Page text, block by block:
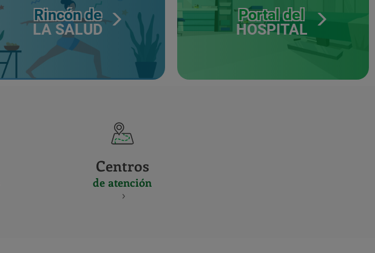
Rincón de
LA SALUD
Portal del
HOSPITAL
Centros
de atención